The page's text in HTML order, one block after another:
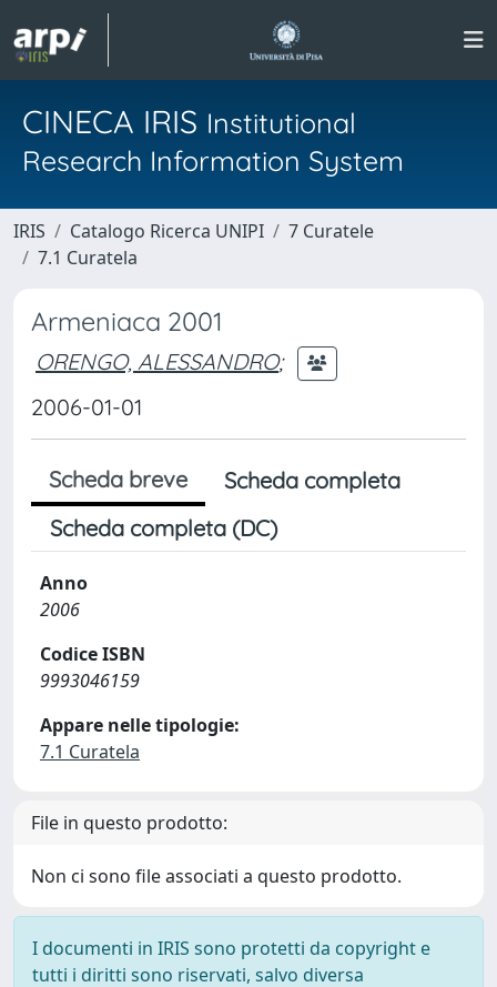
CINECA IRIS Institutional
Research Information System
IRIS Catalogo Ricerca UNIPI
7 Curatele
7.1 Curatela
Armeniaca 2001
ORENGO, ALESSANDRO;
2006-01-01
Scheda breve
Scheda completa
Scheda completa (DC)
Anno
2006
Codice ISBN
9993046159
Appare nelle tipologie:
7.1 Curatela
File in questo prodotto:
Non ci sono file associati a questo prodotto.
I documenti in IRIS sono protetti da copyright e
tutti i diritti sono riservati, salvo diversa